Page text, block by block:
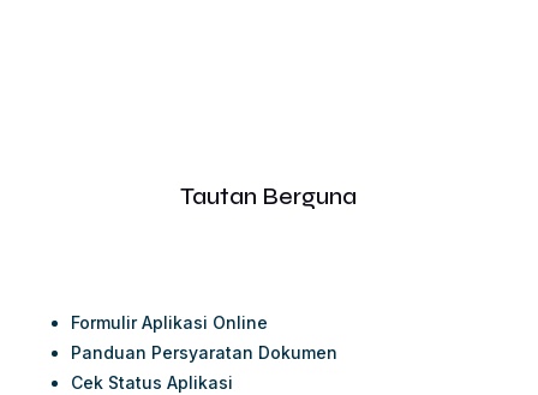
Tautan Berguna
Formulir Aplikasi Online
Panduan Persyaratan Dokumen
Cek Status Aplikasi